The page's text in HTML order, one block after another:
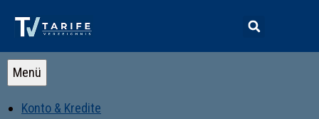
Menü
Konto & Kredite